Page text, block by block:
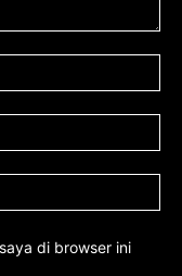
di browser ini